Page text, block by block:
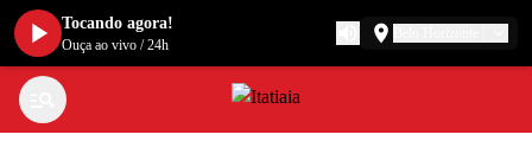
Tocando agora!
Ouça ao vivo /24h